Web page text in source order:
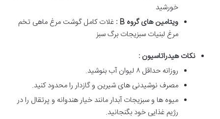
خورشید
ویتامین های گروه
: غلات کامل گوشت مرغ ماهی تخم
مرغ لبنیات سبزیجات برگ سبز
نکات هیدراتاسیون :
روزانه حداقل ۸ لیوان آب بنوشید.
مصرف نوشیدنی های شیرین و گازدار را محدود کنید.
میوه ها و سبزیجات آبدار مانند خیار هندوانه و پرتقال را در
رژیم غذایی خود بگنجانید.